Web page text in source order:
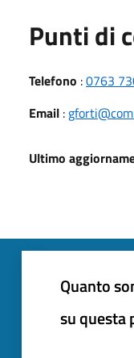
Punti di
Telefono :0763
Email :
Ultimo
Quanto
su questa